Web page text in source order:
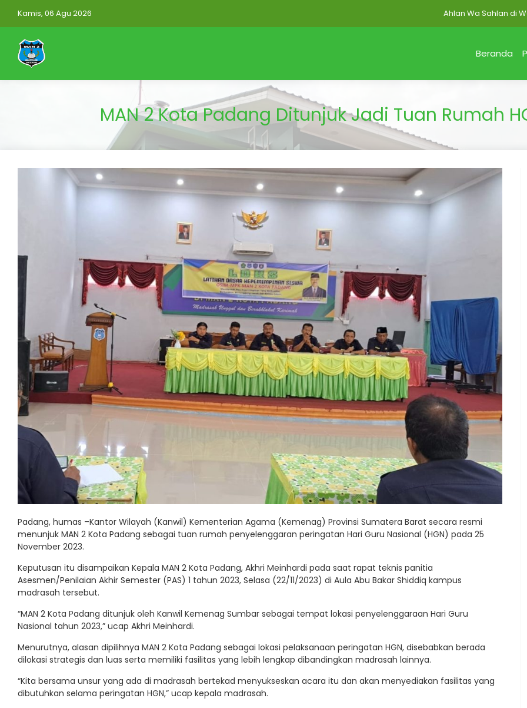
Kamis, 06 Agu 2026 Ahlan Wa Sahlan di Website
Beranda
MAN 2 Kota Padang Ditunjuk Jadi Tuan Rumah
Padang, humas –Kantor Wilayah (Kanwil) Kementerian Agama (Kemenag) Provinsi Sumatera Barat secara resmi
menunjuk MAN 2 Kota Padang sebagai tuan rumah penyelenggaran peringatan Hari Guru Nasional (HGN) pada 25
November 2023.
Keputusan itu disampaikan Kepala MAN 2 Kota Padang, Akhri Meinhardi pada saat rapat teknis panitia
Asesmen/Penilaian Akhir Semester (PAS) 1 tahun 2023, Selasa (22/11/2023) di Aula Abu Bakar Shiddiq kampus
madrasah tersebut.
“MAN 2 Kota Padang ditunjuk oleh Kanwil Kemenag Sumbar sebagai tempat lokasi penyelenggaraan Hari Guru
Nasional tahun 2023,” ucap Akhri Meinhardi.
Menurutnya, alasan dipilihnya MAN 2 Kota Padang sebagai lokasi pelaksanaan peringatan HGN, disebabkan berada
dilokasi strategis dan luas serta memiliki fasilitas yang lebih lengkap dibandingkan madrasah lainnya.
“Kita bersama unsur yang ada di madrasah bertekad menyukseskan acara itu dan akan menyediakan fasilitas yang
dibutuhkan selama peringatan HGN,” ucap kepala madrasah.